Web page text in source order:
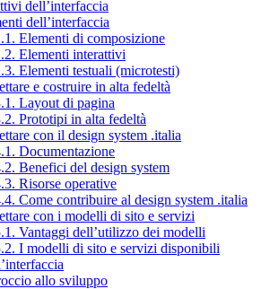
dell’interfaccia
dell’interfaccia
Elementi di composizione
Elementi interattivi
Elementi testuali (microtesti)
e costruire in alta fedeltà
Layout di pagina
Prototipi in alta fedeltà
con il design system .italia
Documentazione
Benefici del design system
Risorse operative
Come contribuire al design system .italia
con i modelli di sito e servizi
Vantaggi dell’utilizzo dei modelli
I modelli di sito e servizi disponibili
allo sviluppo